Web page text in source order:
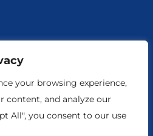
your browsing experience,
content, and analyze our
All", you consent to our use
уведомления